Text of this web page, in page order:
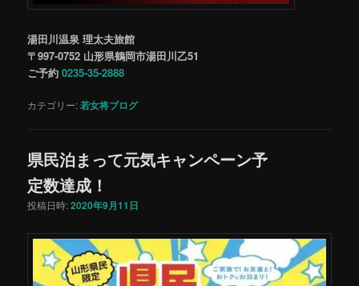
湯田川温泉 理太夫旅館
〒997-0752 山形県鶴岡市湯田川乙51
ご予約0235-35-2888
カテゴリー:若女将ブログ
県民泊まって元気キャンペーン予
定数達成！
投稿日時:2020年9月11日